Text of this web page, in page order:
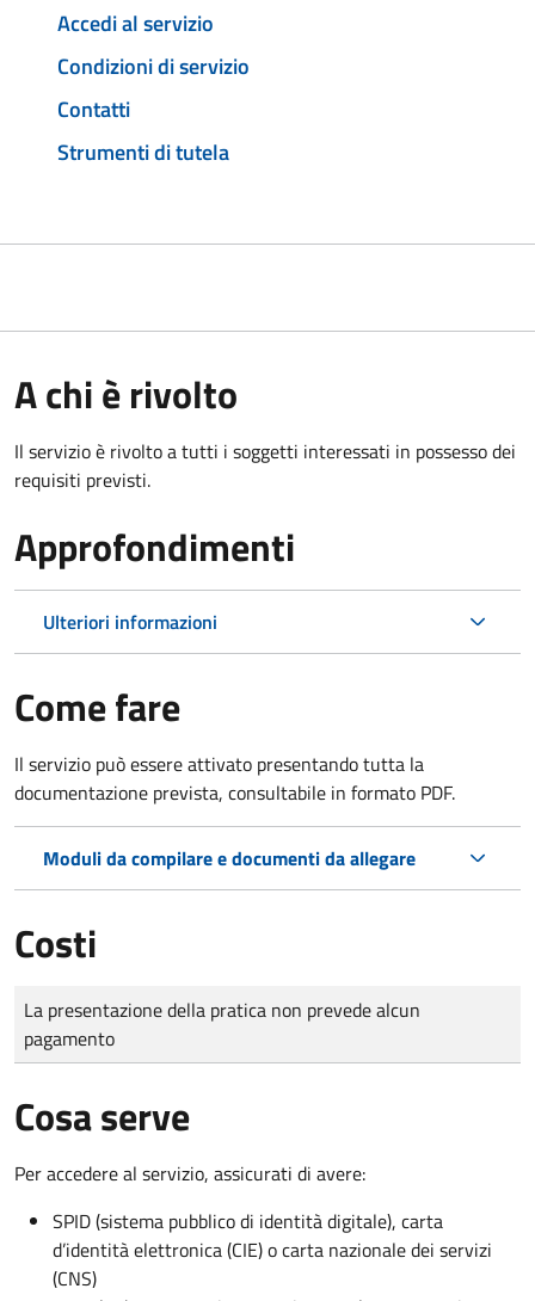
Accedi al servizio
Condizioni di servizio
Contatti
Strumenti di tutela
A chi è rivolto
Il servizio è rivolto a tutti i soggetti interessati in possesso dei
requisiti previsti.
Approfondimenti
Ulteriori informazioni
Come fare
Il servizio può essere attivato presentando tutta la
documentazione prevista, consultabile in formato PDF.
Moduli da compilare e documenti da allegare
Costi
Tipo di pagamento
Importo
La presentazione della pratica non prevede alcun
pagamento
Cosa serve
Per accedere al servizio, assicurati di avere:
SPID (sistema pubblico di identità digitale), carta
d’identità elettronica (CIE) o carta nazionale dei servizi
(CNS)